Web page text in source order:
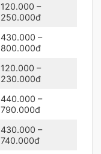
120.000 –
250.000đ
430.000 –
800.000đ
120.000 –
230.000đ
440.000 –
790.000đ
430.000 –
740.000đ